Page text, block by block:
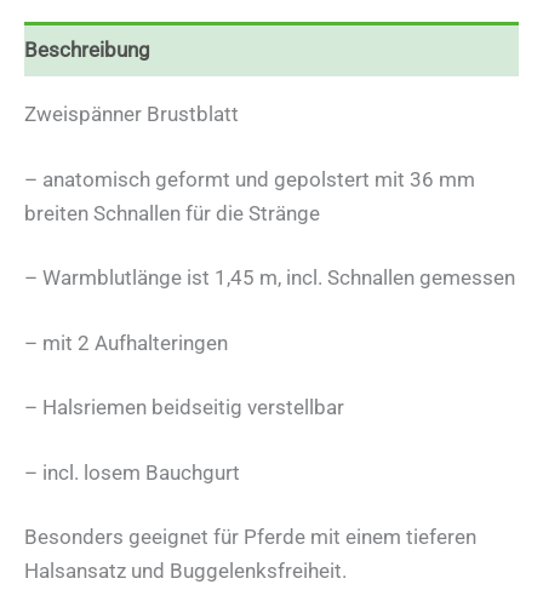
Beschreibung
Zweispänner Brustblatt
– anatomisch geformt und gepolstert mit 36 mm
breiten Schnallen für die Stränge
– Warmblutlänge ist 1,45 m, incl. Schnallen gemessen
– mit 2 Aufhalteringen
– Halsriemen beidseitig verstellbar
– incl. losem Bauchgurt
Besonders geeignet für Pferde mit einem tieferen
Halsansatz und Buggelenksfreiheit.